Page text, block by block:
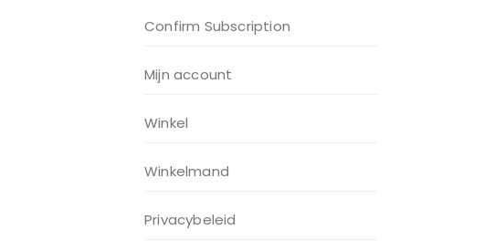
Confirm Subscription
Mijn account
Winkel
Winkelmand
Privacybeleid